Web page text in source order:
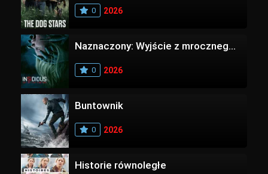
0 2026
Naznaczony: Wyjście z mrocznego wymiaru
0 2026
Buntownik
0 2026
Historie równoległe